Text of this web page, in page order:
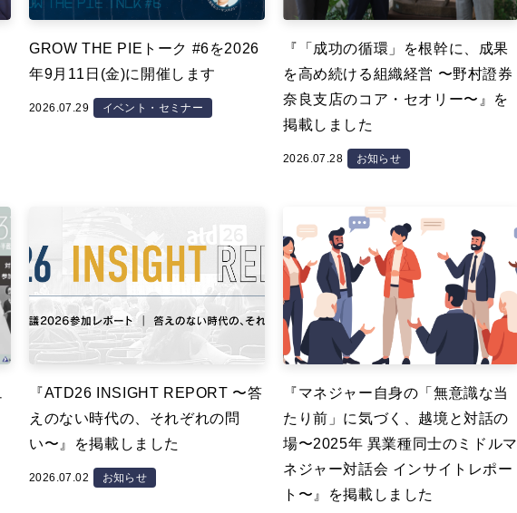
GROW THE PIEトーク #6を2026
年9月11日(金)に開催します
2026.07.29 イベント・セミナー
『「成功の循環」を根幹に、成果
を高め続ける組織経営 〜野村證券
奈良支店のコア・セオリー〜』を
掲載しました
2026.07.28 お知らせ
『ATD26 INSIGHT REPORT 〜答
えのない時代の、それぞれの問
い〜』を掲載しました
2026.07.02 お知らせ
『マネジャー自身の「無意識な当
たり前」に気づく、越境と対話の
場〜2025年 異業種同士のミドルマ
ネジャー対話会 インサイトレポー
ト〜』を掲載しました